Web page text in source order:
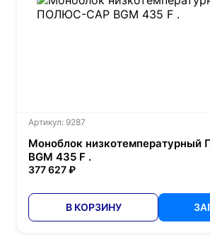
Артикул: 9287
Моноблок
BGM 435 F .
377 627 ₽
В КОРЗИНУ